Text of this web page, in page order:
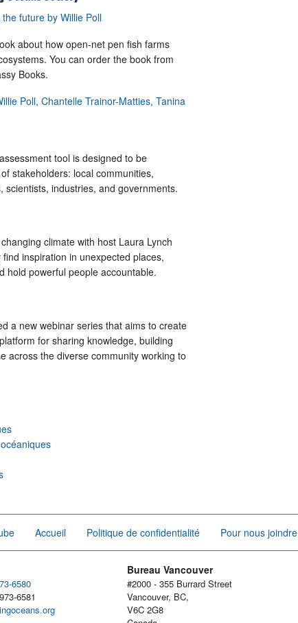
future by Willie Poll
about how open-net pen fish farms
You can order the book from
Books.
Poll, Chantelle Trainor-Matties, Tanina
tool is designed to be
stakeholders: local communities,
scientists, industries, and governments.
climate with host Laura Lynch
inspiration in unexpected places,
hold powerful people accountable.
a new webinar series that aims to create
for sharing knowledge, building
across the diverse community working to
Accueil Politique de confidentialité Pour nous joindre
6580
6581
Bureau Vancouver
#2000 - 355 Burrard Street
Vancouver, BC,
V6C 2G8